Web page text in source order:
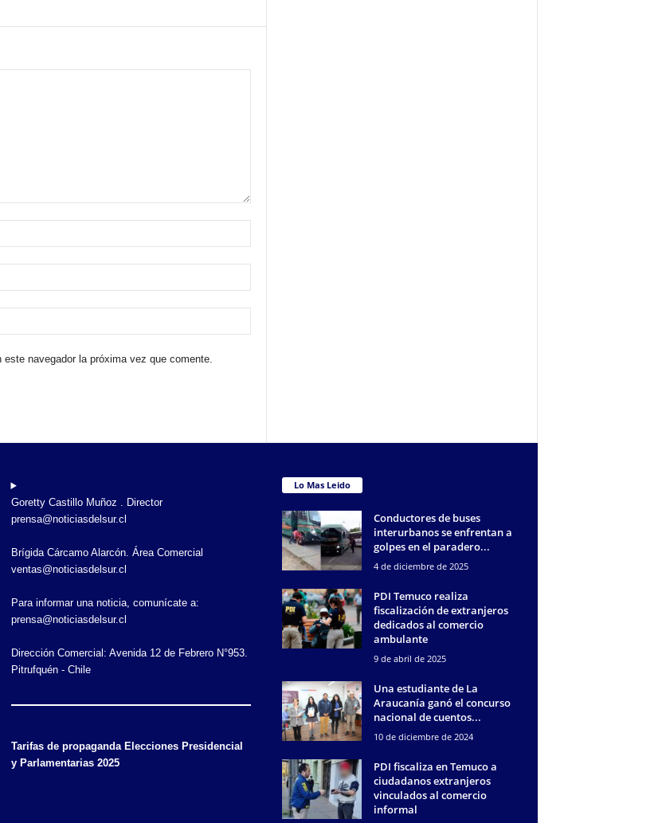
navegador la próxima vez que comente.
Goretty Castillo Muñoz . Director
prensa@noticiasdelsur.cl
Brígida Cárcamo Alarcón. Área Comercial
ventas@noticiasdelsur.cl
Para informar una noticia, comunícate a:
prensa@noticiasdelsur.cl
Dirección Comercial: Avenida 12 de Febrero N°953.
Pitrufquén - Chile
Tarifas de propaganda Elecciones Presidencial
y Parlamentarias 2025
Lo Mas Leido
Conductores de buses
interurbanos se enfrentan a
golpes en el paradero...
4 de diciembre de 2025
PDI Temuco realiza
fiscalización de extranjeros
dedicados al comercio
ambulante
9 de abril de 2025
Una estudiante de La
Araucanía ganó el concurso
nacional de cuentos...
10 de diciembre de 2024
PDI fiscaliza en Temuco a
ciudadanos extranjeros
vinculados al comercio
informal